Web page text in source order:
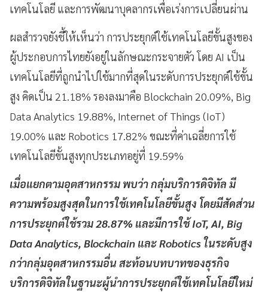
เทคโนโลยี และการพัฒนาบุคลากรเพื่อเร่งการเปลี่ยนผ่าน
ผลสำรวจยังชี้ให้เห็นว่า การประยุกต์ใช้เทคโนโลยีขั้นสูงของ
ผู้ประกอบการไทยยังอยู่ในลักษณะกระจายตัว โดย AI เป็น
เทคโนโลยีที่ถูกนำไปใช้มากที่สุดในระดับการประยุกต์ใช้ขั้น
สูง คิดเป็น 21.18% รองลงมาคือ Blockchain 20.09%, Big
Data Analytics 19.88%, Internet of Things (IoT)
19.00% และ Robotics 17.82% ขณะที่ค่าเฉลี่ยการใช้
เทคโนโลยีขั้นสูงทุกประเภทอยู่ที่ 19.59%
เมื่อแยกตามอุตสาหกรรม พบว่า กลุ่มบริการดิจิทัล มี
ความพร้อมสูงสุดในการใช้เทคโนโลยีขั้นสูง โดยมีสัดส่วน
การประยุกต์ใช้รวม 28.87% และมีการใช้ IoT, AI, Big
Data Analytics, Blockchain และ Robotics ในระดับสูง
กว่ากลุ่มอุตสาหกรรมอื่น สะท้อนบทบาทของธุรกิจ
บริการดิจิทัลในฐานะผู้นำการประยุกต์ใช้เทคโนโลยีใหม่